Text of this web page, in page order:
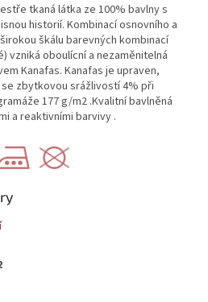
tkaná látka ze 100% bavlny s
historií. Kombinací osnovního a
škálu barevných kombinací
vzniká oboulícní a nezaměnitelná
Kanafas. Kanafas je upraven,
zbytkovou srážlivostí 4% při
177 g/m2 .Kvalitní bavlněná
a reaktivními barvivy .